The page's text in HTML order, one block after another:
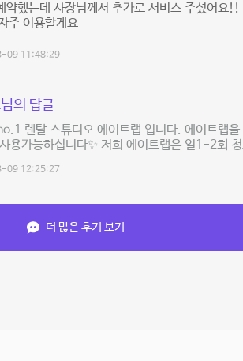
약했는데 사장님께서 추가로 서비스 주셨어요
주 이용할게요
09 11:48:29
의 답글
렌탈 스튜디오 에이트랩 입니다. 에이트랩
용가능하십니다✨ 저희 에이트랩은 일1-2회
09 12:25:27
더 많은 후기 보기